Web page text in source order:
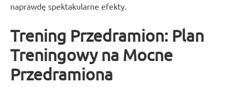
naprawdę spektakularne efekty.
Trening Przedramion: Plan
Treningowy na Mocne
Przedramiona